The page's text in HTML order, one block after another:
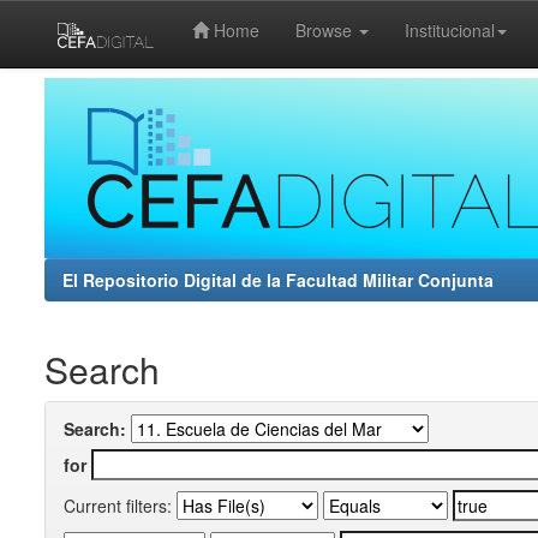
Home Browse Institucional
El Repositorio Digital de la Facultad Militar Conjunta
Search
Search:
for
Current filters: